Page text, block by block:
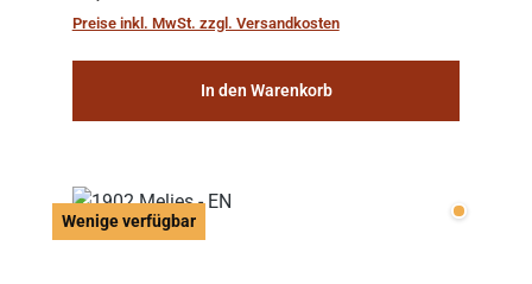
hat, gewinnt die Runde. Aber Vorsicht: D...
Preise inkl. MwSt. zzgl. Versandkosten
In den Warenkorb
Wenige verfügbar Wenige